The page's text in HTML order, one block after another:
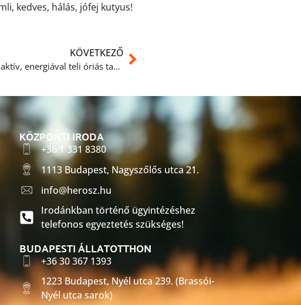
kedves, hálás, jófej kutyus!
KÖVETKEZŐ
Mangó egy karakteres, aktív, energiával teli óriás tacskó
KÖZPONTI IRODA
+36 1 331 8380
1113 Budapest, Nagyszőlős utca 21.
info@herosz.hu
Irodánkban történő ügyintézéshez
telefonos egyeztetés szükséges!
BUDAPESTI ÁLLATOTTHON
+36 30 367 1393
1223 Budapest, Nyél utca 239. (Brassói-
Nyél utca sarok)